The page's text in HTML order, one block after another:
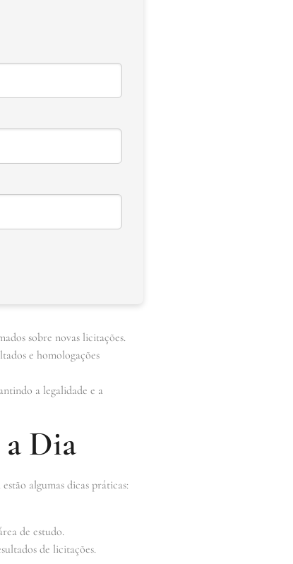
sobre novas licitações.
e homologações
a legalidade e a
Dia
algumas dicas práticas:
de estudo.
de licitações.